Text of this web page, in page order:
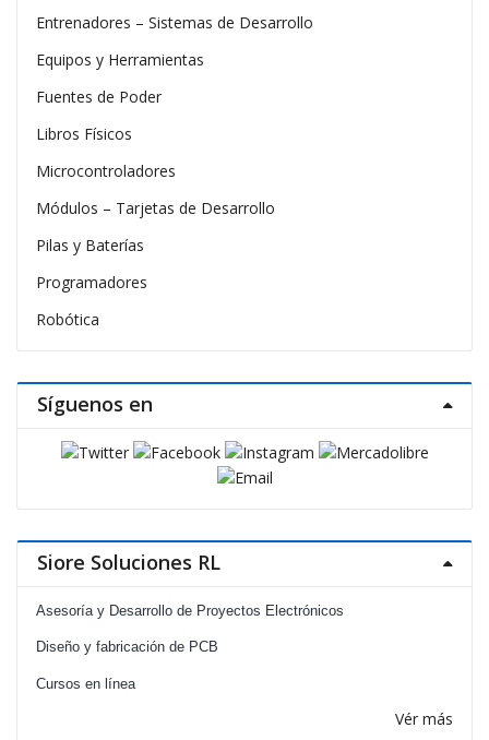
Entrenadores – Sistemas de Desarrollo
Equipos y Herramientas
Fuentes de Poder
Libros Físicos
Microcontroladores
Módulos – Tarjetas de Desarrollo
Pilas y Baterías
Programadores
Robótica
Síguenos en
Siore Soluciones RL
Asesoría y Desarrollo de Proyectos Electrónicos
Diseño y fabricación de PCB
Cursos en línea
Vér más